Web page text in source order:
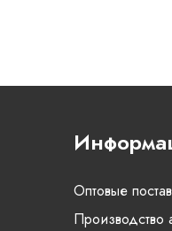
Оптовые
Производство